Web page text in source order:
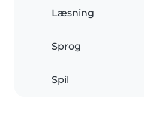
Læsning
Sprog
Spil